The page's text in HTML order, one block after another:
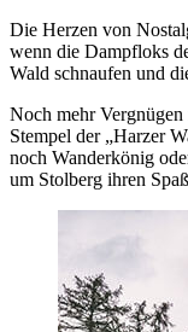
Die Herzen von
wenn die Dampfloks
Wald schnaufen und
Noch mehr
Stempel der „Harzer
noch Wanderkönig
um Stolberg ihren